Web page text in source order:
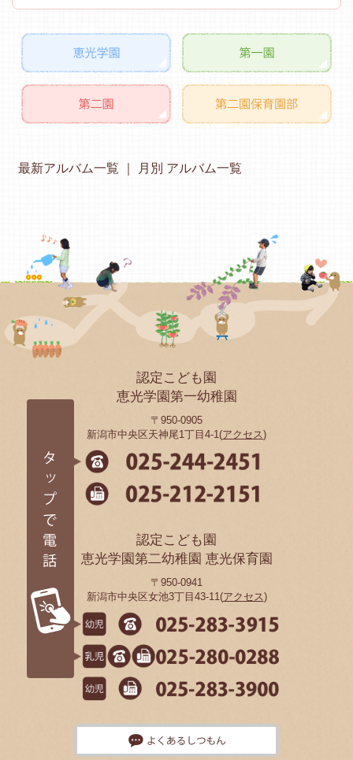
最新アルバム一覧 月別 アルバム一覧
認定こども園
恵光学園第一幼稚園
〒950-0905
新潟市中央区天神尾1丁目4-1(アクセス)
認定こども園
恵光学園第二幼稚園 恵光保育園
〒950-0941
新潟市中央区女池3丁目43-11(アクセス)